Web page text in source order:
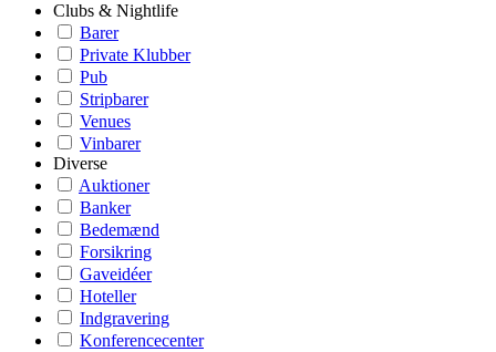
Clubs & Nightlife
Barer
Private Klubber
Pub
Stripbarer
Venues
Vinbarer
Diverse
Auktioner
Banker
Bedemænd
Forsikring
Gaveidéer
Hoteller
Indgravering
Konferencecenter